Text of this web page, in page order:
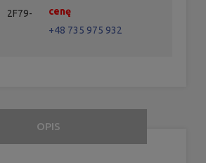
2F79-
cenę
+48 735 975 932
OPIS